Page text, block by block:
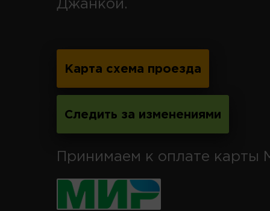
Джанкой.
Карта схема проезда
Следить за изменениями
Принимаем к оплате карты